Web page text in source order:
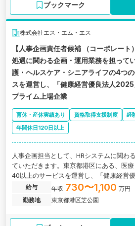
ブックマーク
株式会社エス・エム・エス
【人事企画責任者候補 （コーポレート
処遇に関わる企画・運用業務を担って
護・ヘルスケア・シニアライフの4つ
スを運営し、「健康経営優良法人
プライム上場企業
育休・産休実績あり 資格取得支援制度 経
年間休日120日以上
人事企画担当として、HRシステムに関わ
ていただきます。東京都港区にある、医
40以上のサービスを運営し、「健康経営
れたプライム上場企業の求人です。
給与 年収 730〜1,100 万円
勤務地
東京都港区芝公園